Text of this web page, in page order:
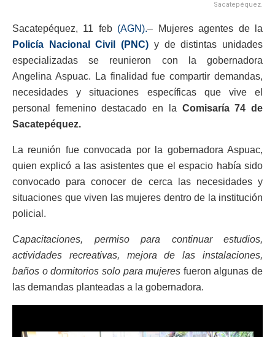
Sacatepéquez.
Sacatepéquez, 11 feb (AGN).– Mujeres agentes de la
Policía Nacional Civil (PNC) y de distintas unidades
especializadas se reunieron con la gobernadora
Angelina Aspuac. La finalidad fue compartir demandas,
necesidades y situaciones específicas que vive el
personal femenino destacado en la Comisaría 74 de
Sacatepéquez.
La reunión fue convocada por la gobernadora Aspuac,
quien explicó a las asistentes que el espacio había sido
convocado para conocer de cerca las necesidades y
situaciones que viven las mujeres dentro de la institución
policial.
Capacitaciones, permiso para continuar estudios,
actividades recreativas, mejora de las instalaciones,
baños o dormitorios solo para mujeres fueron algunas de
las demandas planteadas a la gobernadora.